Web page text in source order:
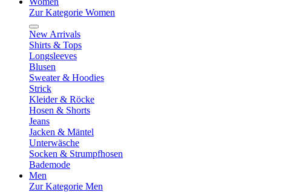
Zur Kategorie Women
New Arrivals
Shirts & Tops
Longsleeves
Blusen
Sweater & Hoodies
Strick
Kleider & Röcke
Hosen & Shorts
Jeans
Jacken & Mäntel
Unterwäsche
Socken & Strumpfhosen
Bademode
Men
Zur Kategorie Men